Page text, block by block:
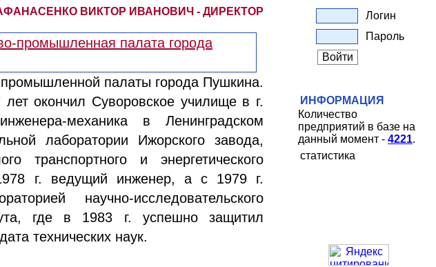
ВИКТОР ИВАНОВИЧ - ДИРЕКТОР
палаты города Пушкина.
окончил Суворовское училище в г.
механика в Ленинградском
лаборатории Ижорского завода,
транспортного и энергетического
г. ведущий инженер, а с 1979 г.
научно-исследовательского
где в 1983 г. успешно защитил
технических наук.
Логин
Пароль
ИНФОРМАЦИЯ
Количество
предприятий в базе на
данный момент - 4221.
статистика